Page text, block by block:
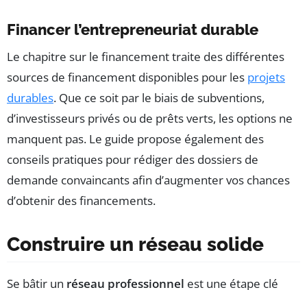
Financer l’entrepreneuriat durable
Le chapitre sur le financement traite des différentes
sources de financement disponibles pour les projets
durables. Que ce soit par le biais de subventions,
d’investisseurs privés ou de prêts verts, les options ne
manquent pas. Le guide propose également des
conseils pratiques pour rédiger des dossiers de
demande convaincants afin d’augmenter vos chances
d’obtenir des financements.
Construire un réseau solide
Se bâtir un réseau professionnel est une étape clé